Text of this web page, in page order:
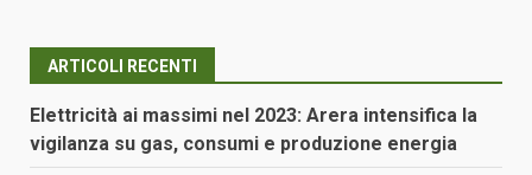
ARTICOLI RECENTI
Elettricità ai massimi nel 2023: Arera intensifica la
vigilanza su gas, consumi e produzione energia